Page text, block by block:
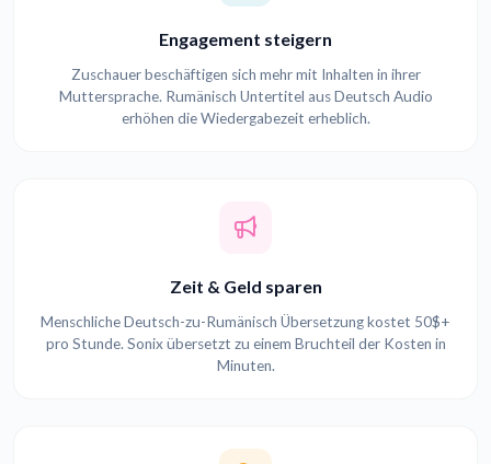
Engagement steigern
Zuschauer beschäftigen sich mehr mit Inhalten in ihrer
Muttersprache. Rumänisch Untertitel aus Deutsch Audio
erhöhen die Wiedergabezeit erheblich.
Zeit & Geld sparen
Menschliche Deutsch-zu-Rumänisch Übersetzung kostet 50$+
pro Stunde. Sonix übersetzt zu einem Bruchteil der Kosten in
Minuten.